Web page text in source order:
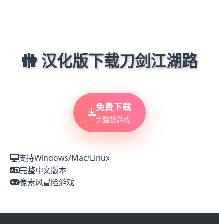
🚻 汉化版下载刀剑江湖路
免费下载
完整版游戏
支持Windows/Mac/Linux
完整中文版本
像素风冒险游戏